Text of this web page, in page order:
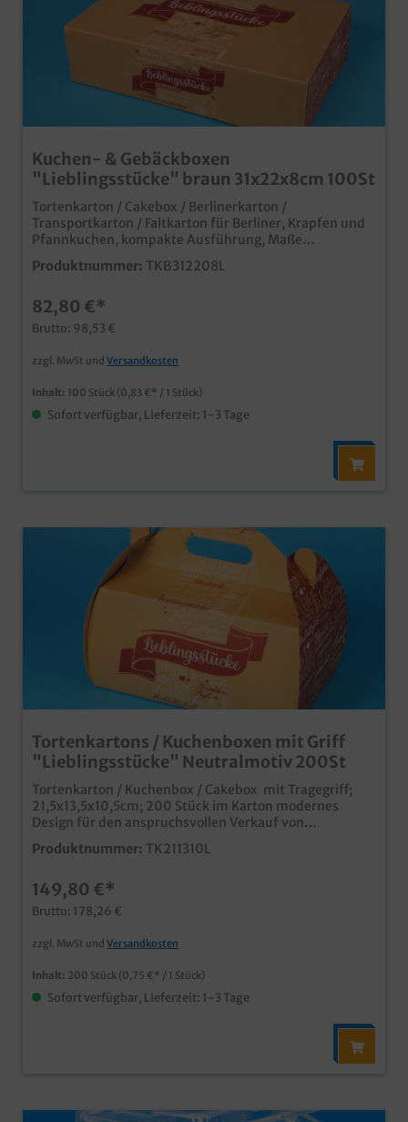
Kuchen- & Gebäckboxen
"Lieblingsstücke" braun 31x22x8cm 100St
Tortenkarton / Cakebox / Berlinerkarton /
Transportkarton / Faltkarton für Berliner, Krapfen und
Pfannkuchen, kompakte Ausführung, Maße
31x22x8cm, 100 Stück im UmkartonPraktische und
stabile Transportlösung im Bäckereibedarf und
Fettbarriere und Papier aus zertifizierter
Forstwirtschaft kompakte Ausführung z.B. für bis zu 12
Pfannkuchen je Lage, je nach Größeauch geeignet für
Kuchen, Torten, Gebäck, usw. ansprechendes
Neutralmotiv "Lieblingsstücke" im beliebten
Naturbraunab einer Auflage von 5000 Stück auch
individuell bedruckbar fragen Sie einfach unseren
Kundenservice
Produktnummer: TKB312208L
82,80 €*
Brutto: 98,53 €
zzgl. MwSt und Versandkosten
Inhalt: 100 Stück (0,83 €* / 1 Stück)
Sofort verfügbar, Lieferzeit: 1-3 Tage
Tortenkartons / Kuchenboxen mit Griff
"Lieblingsstücke" Neutralmotiv 200St
Tortenkarton / Kuchenbox / Cakebox mit Tragegriff;
21,5x13,5x10,5cm; 200 Stück im Karton modernes
Design für den anspruchsvollen Verkauf von
Backwaren, Kuchen, Torten, usw. Motiv
"Lieblingsstücke" für die verschiedensten Einsätze in
Bäckerei- und Konditoreibedarf, zum Verkauf von
Tortenstücken, Kuchen, Teilchen, Donuts, Muffins usw.
Qualität "Made in Germany" auch mit Ihrem
Unternehmensdesign oder Werbedruck produzierbar,
unser Kundenservice freut sich auf Ihre Anfrage
Produktnummer: TK211310L
149,80 €*
Brutto: 178,26 €
zzgl. MwSt und Versandkosten
Inhalt: 200 Stück (0,75 €* / 1 Stück)
Sofort verfügbar, Lieferzeit: 1-3 Tage